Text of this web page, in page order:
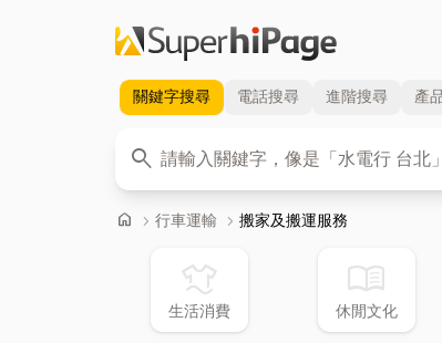
關鍵字搜尋 電話搜尋 進階搜尋 產
search
關鍵字
home 首頁
chevron_right 行車運輸 chevron_right 搬家及搬運服務
laundry
生活消費
menu_book
休閒文化